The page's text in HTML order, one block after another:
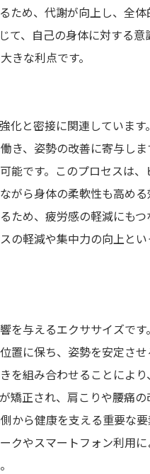
ため、代謝が向上し、全
て、自己の身体に対する
きな利点です。
化と密接に関連していま
き、姿勢の改善に寄与し
能です。このプロセスは
がら身体の柔軟性も高め
ため、疲労感の軽減にも
の軽減や集中力の向上と
を与えるエクササイズで
置に保ち、姿勢を安定さ
を組み合わせることによ
矯正され、肩こりや腰痛
から健康を支える重要な
クやスマートフォン利用